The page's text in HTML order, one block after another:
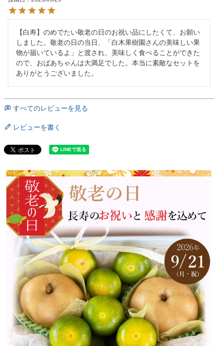
【白寿】のめでたい敬老の日のお祝い品にしたくて、お願い
しました。敬老の日の当日、「白木果樹園さんの美味しい果
物が届いているよ」と渡され、美味しく食べることができた
ので、おばあちゃんは大満足でした。本当に素敵なセットを
ありがとうございました。
すべてのレビューを見る
レビューを書く